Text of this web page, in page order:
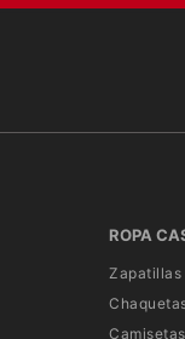
ROPA
Zapatillas
Camisetas